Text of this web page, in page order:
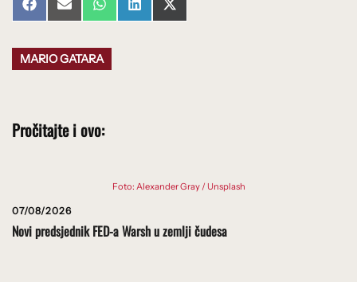
Share
on
FacebookShare
on
Email Share
on
WhatsAppShare
on
LinkedInShare
on
X
(Twitter)
MARIO GATARA
Pročitajte i ovo:
Foto: Alexander Gray / Unsplash
07/08/2026
Novi predsjednik FED-a Warsh u zemlji čudesa